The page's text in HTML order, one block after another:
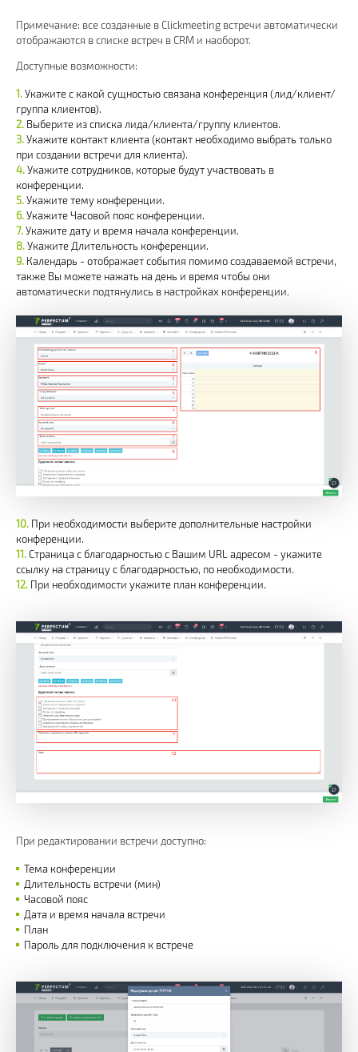
Примечание: все созданные в Clickmeeting встречи автоматически
отображаются в списке встреч в CRM и наоборот.
Доступные возможности:
Укажите с какой сущностью связана конференция (лид/клиент/
группа клиентов).
Выберите из списка лида/клиента/группу клиентов.
Укажите контакт клиента (контакт необходимо выбрать только
при создании встречи для клиента).
Укажите сотрудников, которые будут участвовать в
конференции.
Укажите тему конференции.
Укажите Часовой пояс конференции.
Укажите дату и время начала конференции.
Укажите Длительность конференции.
Календарь - отображает события помимо создаваемой встречи,
также Вы можете нажать на день и время чтобы они
автоматически подтянулись в настройках конференции.
При необходимости выберите дополнительные настройки
конференции.
Страница с благодарностью с Вашим URL адресом - укажите
ссылку на страницу с благодарностью, по необходимости.
При необходимости укажите план конференции.
При редактировании встречи доступно:
Тема конференции
Длительность встречи (мин)
Часовой пояс
Дата и время начала встречи
План
Пароль для подключения к встрече